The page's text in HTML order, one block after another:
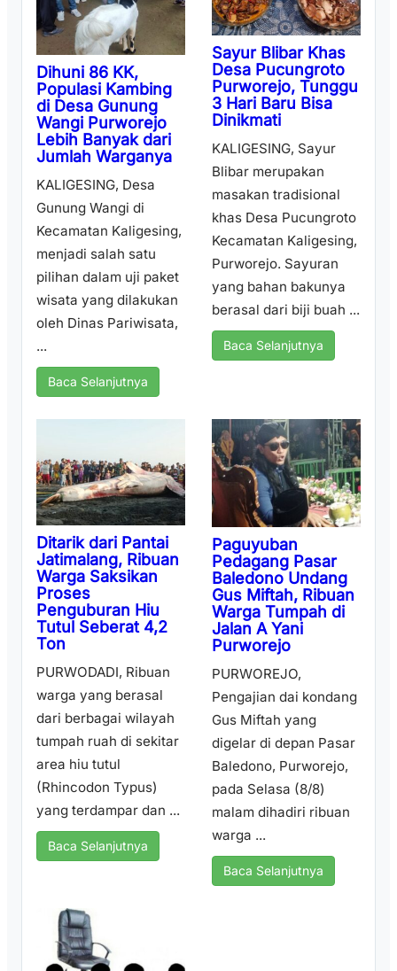
Dihuni 86 KK,
Populasi Kambing
di Desa Gunung
Wangi Purworejo
Lebih Banyak dari
Jumlah Warganya
KALIGESING, Desa
Gunung Wangi di
Kecamatan Kaligesing,
menjadi salah satu
pilihan dalam uji paket
wisata yang dilakukan
oleh Dinas Pariwisata,
...
Baca Selanjutnya
Sayur Blibar Khas
Desa Pucungroto
Purworejo, Tunggu
3 Hari Baru Bisa
Dinikmati
KALIGESING, Sayur
Blibar merupakan
masakan tradisional
khas Desa Pucungroto
Kecamatan Kaligesing,
Purworejo. Sayuran
yang bahan bakunya
berasal dari biji buah ...
Baca Selanjutnya
Ditarik dari Pantai
Jatimalang, Ribuan
Warga Saksikan
Proses
Penguburan Hiu
Tutul Seberat 4,2
Ton
PURWODADI, Ribuan
warga yang berasal
dari berbagai wilayah
tumpah ruah di sekitar
area hiu tutul
(Rhincodon Typus)
yang terdampar dan ...
Baca Selanjutnya
Paguyuban
Pedagang Pasar
Baledono Undang
Gus Miftah, Ribuan
Warga Tumpah di
Jalan A Yani
Purworejo
PURWOREJO,
Pengajian dai kondang
Gus Miftah yang
digelar di depan Pasar
Baledono, Purworejo,
pada Selasa (8/8)
malam dihadiri ribuan
warga ...
Baca Selanjutnya